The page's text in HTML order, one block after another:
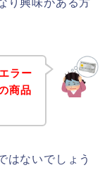
ラー
商品
はないでしょう